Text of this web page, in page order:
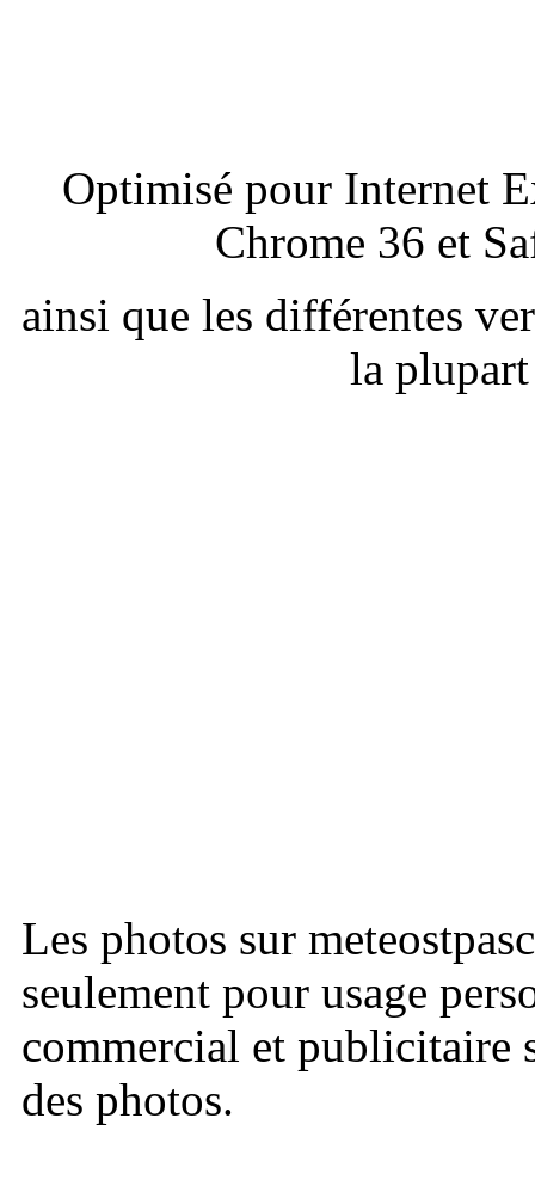
Optimisé pour Internet
Chrome 36 et
ainsi que les différentes
la
Les photos sur
seulement pour usage
commercial et publicitaire
des photos.